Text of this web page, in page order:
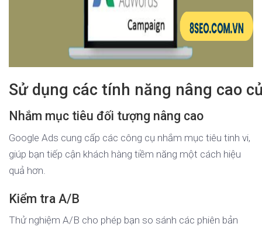
Sử dụng các tính năng nâng cao
Nhắm mục tiêu đối tượng nâng cao
Google Ads cung cấp các công cụ nhắm mục tiêu tinh vi,
giúp bạn tiếp cận khách hàng tiềm năng một cách hiệu
quả hơn.
Kiểm tra A/B
Thử nghiệm A/B cho phép bạn so sánh các phiên bản